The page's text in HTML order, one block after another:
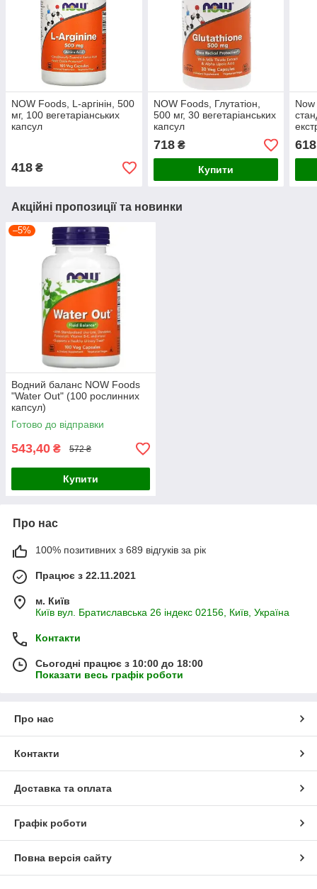
NOW Foods, L-аргінін, 500
мг, 100 вегетаріанських
капсул
418 ₴
NOW Foods, Глутатіон,
500 мг, 30 вегетаріанських
капсул
718₴
Купити
618
Акційні пропозиції та новинки
–5%
Водний баланс NOW Foods
"Water Out" (100 рослинних
капсул)
Готово до відправки
543,40 ₴ 572 ₴
Купити
Про нас
100% позитивних з 689 відгуків за рік
Працює з 22.11.2021
м. Київ
Київ вул. Братиславська 26 індекс 02156, Київ, Україна
Контакти
Сьогодні працює з 10:00 до 18:00
Показати весь графік роботи
Про нас
Контакти
Доставка та оплата
Графік роботи
Повна версія сайту